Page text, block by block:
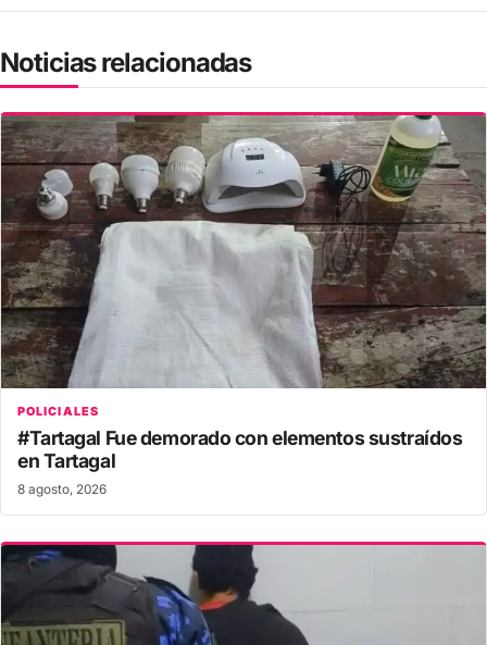
Noticias relacionadas
POLICIALES
#Tartagal Fue demorado con elementos sustraídos
en Tartagal
8 agosto, 2026